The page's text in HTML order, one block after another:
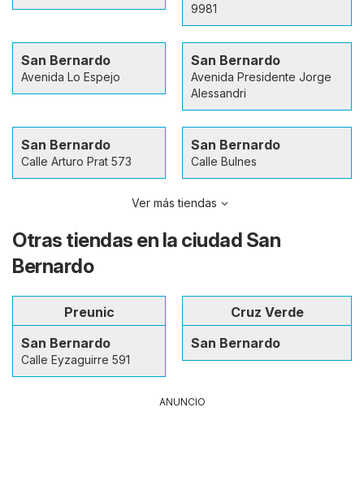
9981
San Bernardo
Avenida Lo Espejo
San Bernardo
Avenida Presidente Jorge
Alessandri
San Bernardo
Calle Arturo Prat 573
San Bernardo
Calle Bulnes
Ver más tiendas
Otras tiendas en la ciudad San
Bernardo
Preunic
San Bernardo
Calle Eyzaguirre 591
Cruz Verde
San Bernardo
ANUNCIO